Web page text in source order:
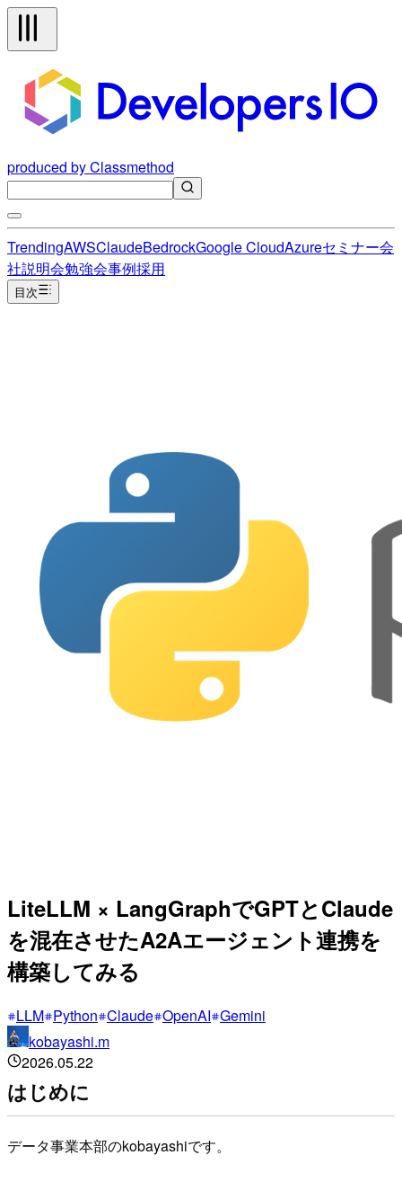
produced by Classmethod
TrendingAWSClaudeBedrockGoogle CloudAzureセミナー会
社説明会勉強会事例採用
目次
LiteLLM × LangGraphでGPTとClaude
を混在させたA2Aエージェント連携を
構築してみる
LLM Python Claude OpenAI Gemini
kobayashi.m
2026.05.22
はじめに
データ事業本部のkobayashiです。